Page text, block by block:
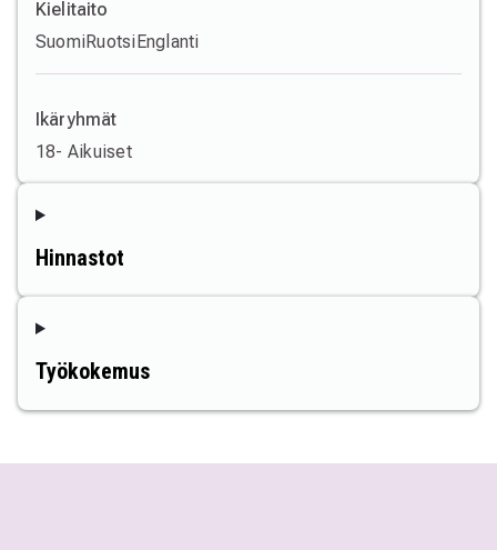
Kielitaito
SuomiRuotsiEnglanti
Ikäryhmät
18- Aikuiset
Hinnastot
Työkokemus